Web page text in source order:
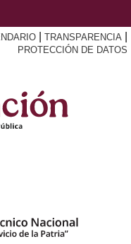
TRANSPARENCIA
PROTECCIÓN DE DATOS